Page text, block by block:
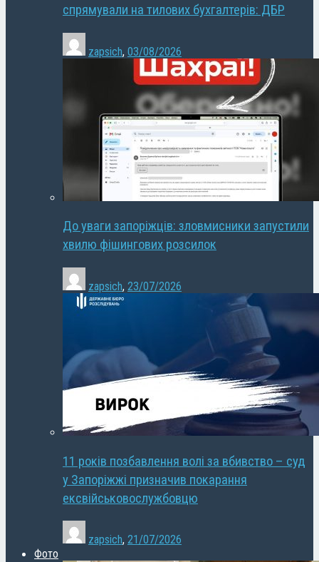
спрямували на тилових бухгалтерів: ДБР
zapsich, 03/08/2026
До уваги запоріжців: зловмисники запустили
хвилю фішингових розсилок
zapsich, 23/07/2026
11 років позбавлення волі за вбивство – суд
у Запоріжжі призначив покарання
ексвійськовослужбовцю
zapsich, 21/07/2026
Фото